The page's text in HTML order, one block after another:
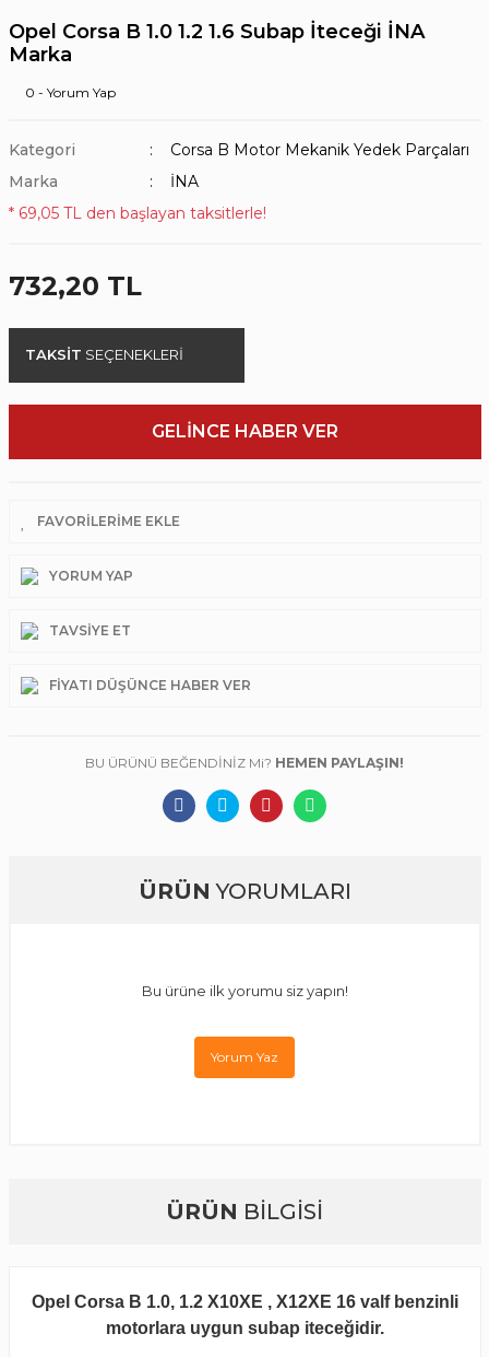
Opel Corsa B 1.0 1.2 1.6 Subap İteceği İNA
Marka
0 - Yorum Yap
Kategori
Corsa B Motor Mekanik Yedek Parçaları
Marka
İNA
* 69,05 TL den başlayan taksitlerle!
732,20 TL
TAKSİT SEÇENEKLERİ
GELİNCE HABER VER
YORUM YAP
TAVSIYE ET
FIYATI DÜŞÜNCE HABER VER
BU ÜRÜNÜ BEĞENDİNİZ Mi? HEMEN PAYLAŞIN!
ÜRÜN YORUMLARI
Bu ürüne ilk yorumu siz yapın!
Yorum Yaz
ÜRÜN BİLGİSİ
Opel Corsa B 1.0, 1.2 X10XE , X12XE 16 valf benzinli
motorlara uygun subap iteceğidir.